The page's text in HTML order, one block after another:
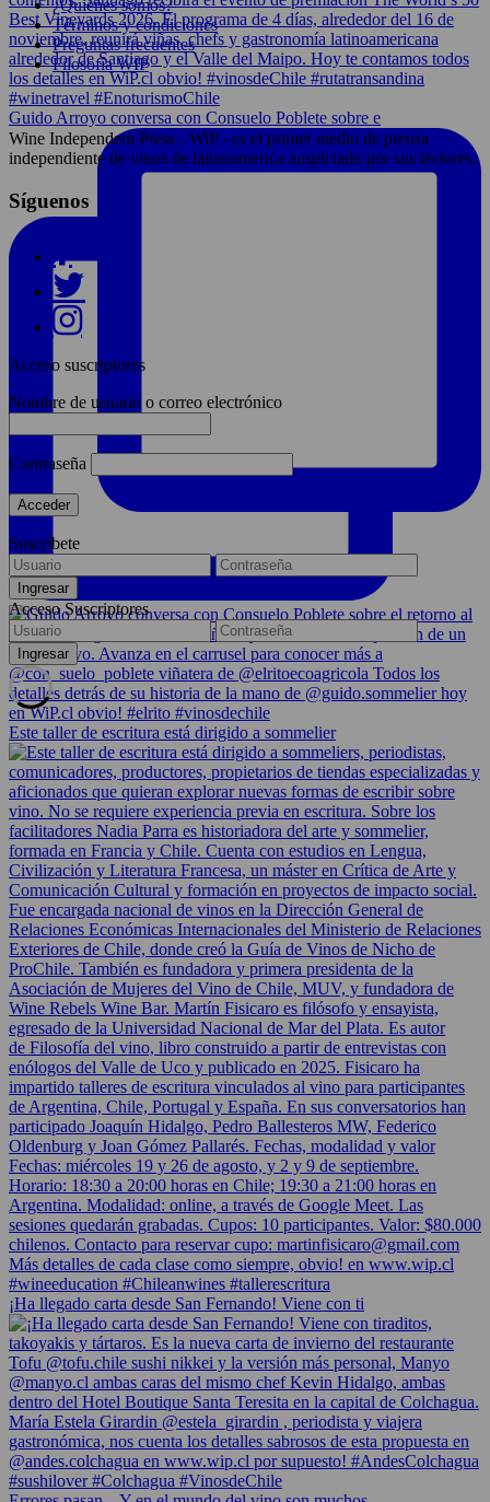
Guido Arroyo conversa con Consuelo Poblete sobre e
Este taller de escritura está dirigido a sommelier
¡Ha llegado carta desde San Fernando! Viene con ti
¿Quiénes somos?
Términos y condiciones
Preguntas frecuentes
Filosofía WIP
Wine Independent Press - WiP - es el primer medio de prensa
independiente de vinos de latinoamerica auspiciado por sus lectores.
Síguenos
Acceso suscriptores
Nombre de usuario o correo electrónico
Contraseña
Suscríbete
Acceso Suscriptores